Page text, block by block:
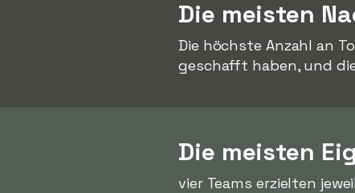
Die meisten
Die höchste Anzahl an
geschafft haben, und
Die meisten
vier Teams erzielten